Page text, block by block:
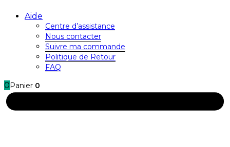
Aide
Centre d’assistance
Nous contacter
Suivre ma commande
Politique de Retour
FAQ
0 Panier 0